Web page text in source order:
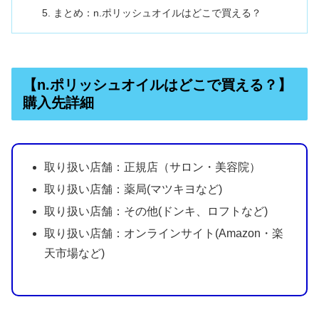
まとめ：n.ポリッシュオイルはどこで買える？
【n.ポリッシュオイルはどこで買える？】
購入先詳細
取り扱い店舗：正規店（サロン・美容院）
取り扱い店舗：薬局(マツキヨなど)
取り扱い店舗：その他(ドンキ、ロフトなど)
取り扱い店舗：オンラインサイト(Amazon・楽
天市場など)